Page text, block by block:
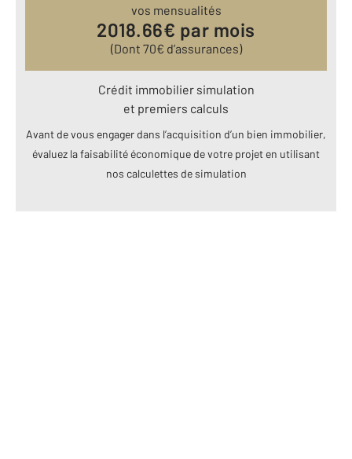
vos mensualités
2018.66€ par mois
(Dont 70€ d’assurances)
Crédit immobilier simulation
et premiers calculs
Avant de vous engager dans l’acquisition d’un bien immobilier,
évaluez la faisabilité économique de votre projet en utilisant
nos calculettes de simulation